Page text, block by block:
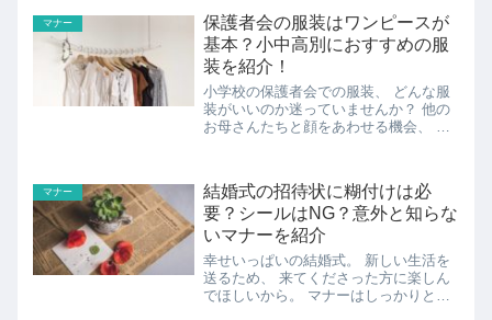
も変化してきました。 厚生労働省の調
査によると 大学を卒業し...
マナー
保護者会の服装はワンピースが
基本？小中高別におすすめの服
装を紹介！
小学校の保護者会での服装、 どんな服
装がいいのか迷っていませんか？ 他の
お母さんたちと顔をあわせる機会、 第
よね。 カジュアルな服装で行けば 浮い
てしまうかもしれませんし...
マナー
結婚式の招待状に糊付けは必
要？シールはNG？意外と知らな
いマナーを紹介
幸せいっぱいの結婚式。 新しい生活を
送るため、 来てくださった方に楽しん
でほしいから。 マナーはしっかりと守